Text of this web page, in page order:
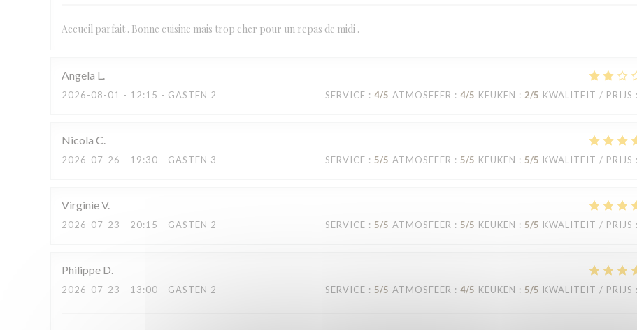
Accueil parfait . Bonne cuisine mais trop cher pour un repas de midi .
Angela L
2026-08-01 - 12:15 - GASTEN 2 SERVICE : 4/5 ATMOSFEER : 4/5 KEUKEN : 2/5 KWALITEIT / PRIJS :
Nicola C
2026-07-26 - 19:30 - GASTEN 3 SERVICE : 5/5 ATMOSFEER : 5/5 KEUKEN : 5/5 KWALITEIT / PRIJS :
VirginieV
2026-07-23 - 20:15 - GASTEN 2 SERVICE : 5/5 ATMOSFEER : 5/5 KEUKEN : 5/5 KWALITEIT / PRIJS :
Philippe D
2026-07-23 - 13:00 - GASTEN 2 SERVICE : 5/5 ATMOSFEER : 4/5 KEUKEN : 5/5 KWALITEIT / PRIJS :